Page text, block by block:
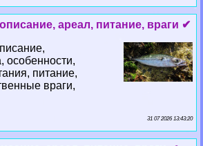
ареал, питание, враги ✔
особенности,
питание,
враги,
31 07 2026 13:43:20